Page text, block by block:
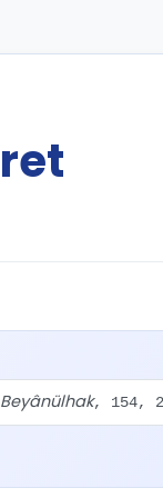
Beyânülhak, 154,